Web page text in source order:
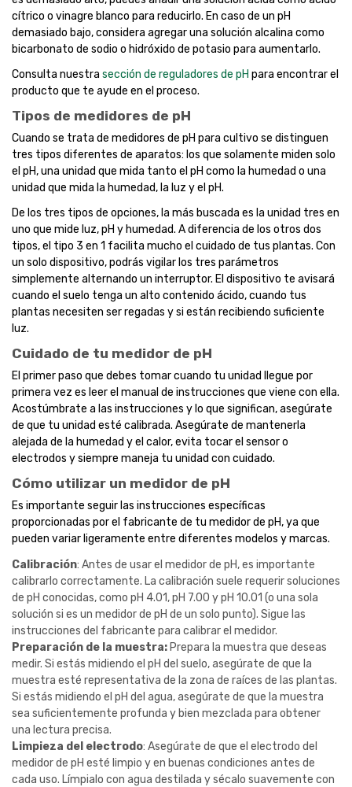
cítrico o vinagre blanco para reducirlo. En caso de un pH
demasiado bajo, considera agregar una solución alcalina como
bicarbonato de sodio o hidróxido de potasio para aumentarlo.
Consulta nuestra sección de reguladores de pH para encontrar el
producto que te ayude en el proceso.
Tipos de medidores de pH
Cuando se trata de medidores de pH para cultivo se distinguen
tres tipos diferentes de aparatos: los que solamente miden solo
el pH, una unidad que mida tanto el pH como la humedad o una
unidad que mida la humedad, la luz y el pH.
De los tres tipos de opciones, la más buscada es la unidad tres en
uno que mide luz, pH y humedad. A diferencia de los otros dos
tipos, el tipo 3 en 1 facilita mucho el cuidado de tus plantas. Con
un solo dispositivo, podrás vigilar los tres parámetros
simplemente alternando un interruptor. El dispositivo te avisará
cuando el suelo tenga un alto contenido ácido, cuando tus
plantas necesiten ser regadas y si están recibiendo suficiente
luz.
Cuidado de tu medidor de pH
El primer paso que debes tomar cuando tu unidad llegue por
primera vez es leer el manual de instrucciones que viene con ella.
Acostúmbrate a las instrucciones y lo que significan, asegúrate
de que tu unidad esté calibrada. Asegúrate de mantenerla
alejada de la humedad y el calor, evita tocar el sensor o
electrodos y siempre maneja tu unidad con cuidado.
Cómo utilizar un medidor de pH
Es importante seguir las instrucciones específicas
proporcionadas por el fabricante de tu medidor de pH, ya que
pueden variar ligeramente entre diferentes modelos y marcas.
Calibración: Antes de usar el medidor de pH, es importante
calibrarlo correctamente. La calibración suele requerir soluciones
de pH conocidas, como pH 4.01, pH 7.00 y pH 10.01 (o una sola
solución si es un medidor de pH de un solo punto). Sigue las
instrucciones del fabricante para calibrar el medidor.
Preparación de la muestra: Prepara la muestra que deseas
medir. Si estás midiendo el pH del suelo, asegúrate de que la
muestra esté representativa de la zona de raíces de las plantas.
Si estás midiendo el pH del agua, asegúrate de que la muestra
sea suficientemente profunda y bien mezclada para obtener
una lectura precisa.
Limpieza del electrodo: Asegúrate de que el electrodo del
medidor de pH esté limpio y en buenas condiciones antes de
cada uso. Límpialo con agua destilada y sécalo suavemente con